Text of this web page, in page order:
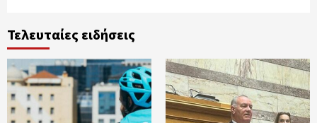
Τελευταίες ειδήσεις